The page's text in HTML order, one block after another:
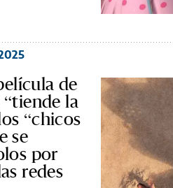
de
la
“chicos
se
por
redes